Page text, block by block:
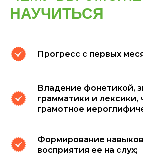
НАУЧИТЬСЯ
Прогресс с первых
Владение фонетикой,
грамматики и лексики,
грамотное
Формирование
восприятия ее на слух;